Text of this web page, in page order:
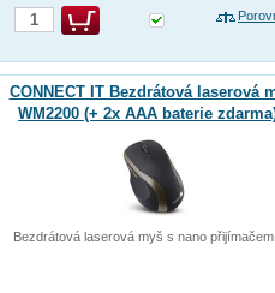
CONNECT IT Bezdrátová laserová
WM2200 (+ 2x AAA baterie
černá
Bezdrátová laserová myš s nano přijímačem